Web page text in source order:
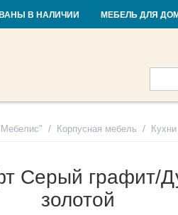
В НАЛИЧИИ МЕБЕЛЬ ДЛЯ
/ Корпусная мебель / Кухни
Серый графит/
золотой